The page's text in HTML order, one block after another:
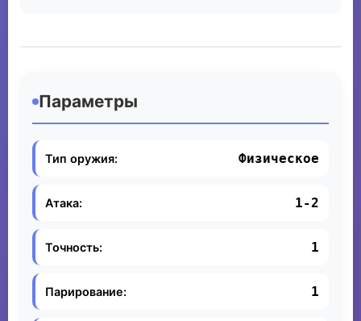
Параметры
Тип оружия: Физическое
Атака: 1-2
Точность: 1
Парирование: 1